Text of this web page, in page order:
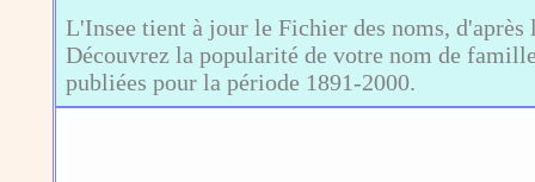
L'Insee tient à jour le Fichier des noms,
Découvrez la popularité de votre nom de
publiées pour la période 1891-2000.